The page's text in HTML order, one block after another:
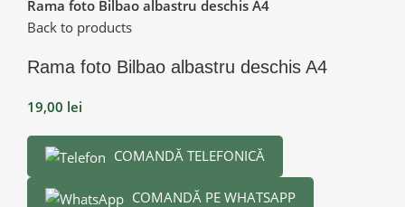
Rama foto Bilbao albastru deschis A4
Back to products
Rama foto Bilbao albastru deschis A4
19,00 lei
COMANDĂ TELEFONICĂ
COMANDĂ PE WHATSAPP